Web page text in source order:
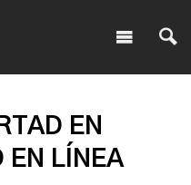
EN
EN LÍNEA